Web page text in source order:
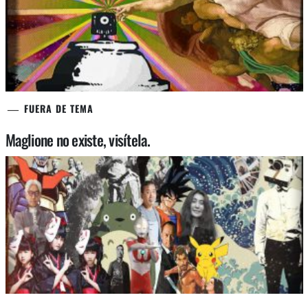
FUERA DE TEMA
Maglione no existe, visítela.